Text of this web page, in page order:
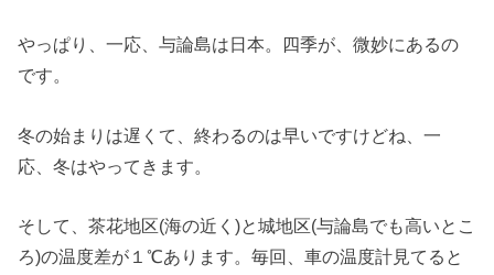
やっぱり、一応、与論島は日本。四季が、微妙にあるの
です。
冬の始まりは遅くて、終わるのは早いですけどね、一
応、冬はやってきます。
そして、茶花地区(海の近く)と城地区(与論島でも高いとこ
ろ)の温度差が１℃あります。毎回、車の温度計見てると